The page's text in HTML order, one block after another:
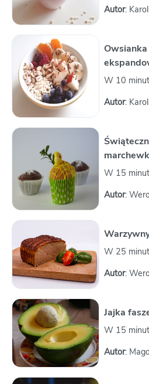
Autor:
W 10 minut
Autor:
W 15 minut
Autor:
W 25 minut
Autor:
Jajka
W 15 minut
Autor: